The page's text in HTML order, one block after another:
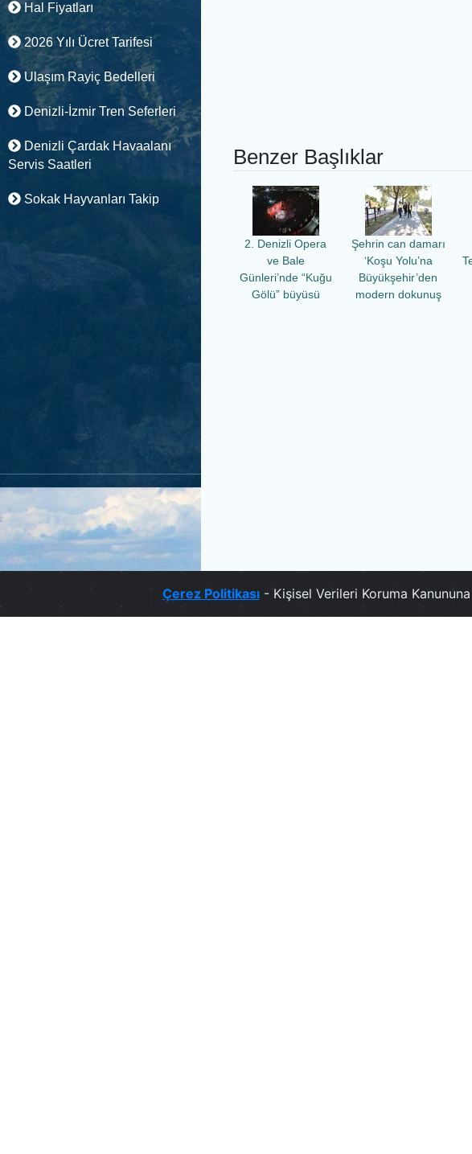
Hal Fiyatları
2026 Yılı Ücret Tarifesi
Ulaşım Rayiç Bedelleri
Denizli-İzmir Tren Seferleri
Denizli Çardak Havaalanı
Servis Saatleri
Sokak Hayvanları Takip
Benzer Başlıklar
2. Denizli Opera
ve Bale
Günleri’nde “Kuğu
Gölü” büyüsü
Şehrin can damarı
‘Koşu Yolu’na
Büyükşehir’den
modern dokunuş
Çerez Politikası- Kişisel Verileri Koruma